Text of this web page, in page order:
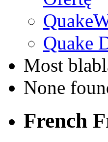
Quake
Most
None
French